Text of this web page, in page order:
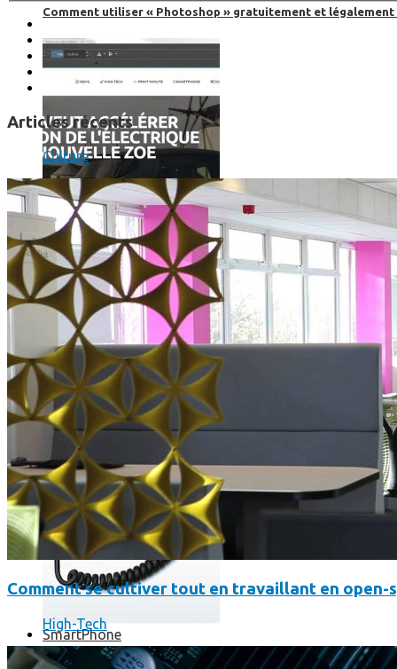
Comment utiliser « Photoshop » gratuitement et légalement
Où en sont les forfaits mobiles pour les pros ?
SmartPhone
Articles récents
Culture
Comment se cultiver tout en travaillant en open-
High-Tech